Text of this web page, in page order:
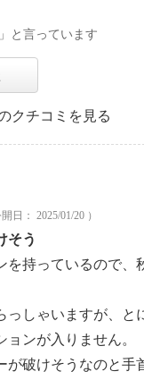
と言っています
クチコミを見る
日： 2025/01/20 ）
そう
を持っているので、
っしゃいますが、と
ンが入りません。
が破けそうなのと手